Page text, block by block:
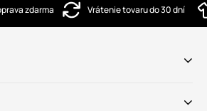
zdarma Vrátenie tovaru do 30 dní